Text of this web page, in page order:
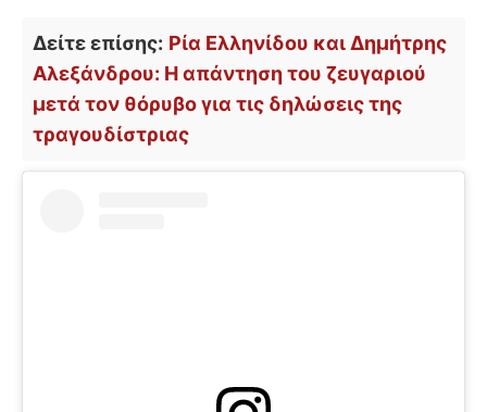
Δείτε επίσης: Ρία Ελληνίδου και Δημήτρης
Αλεξάνδρου: Η απάντηση του ζευγαριού
μετά τον θόρυβο για τις δηλώσεις της
τραγουδίστριας